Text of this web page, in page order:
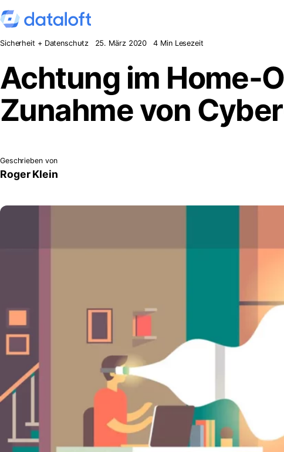
Zum Inhalt springen
Sicherheit + Datenschutz 25. März 2020 4 Min Lesezeit
Achtung im Home-
Zunahme von
Geschrieben von
Roger Klein